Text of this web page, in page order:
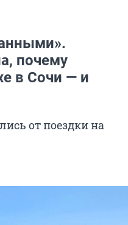
почему
в Сочи — и
от поездки на